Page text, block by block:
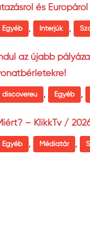
és Európáról
Egyéb , Interjúk ,
az újabb
discovereu , Egyéb ,
– KlikkTv /
Egyéb , Médiatár ,